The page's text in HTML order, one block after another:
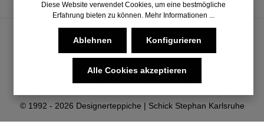
© 1992 - 2026 Designerteppiche | Schick Stephan Karlsruhe
* Alle Preise inkl. gesetzl. Mehrwertsteuer zzgl.
und ggf. Nachnahmegebühren, wenn nicht anders angegeben.
Diese Website verwendet Cookies, um eine bestmögliche
Erfahrung bieten zu können. Mehr Informationen ...
Ablehnen Konfigurieren
Alle Cookies akzeptieren